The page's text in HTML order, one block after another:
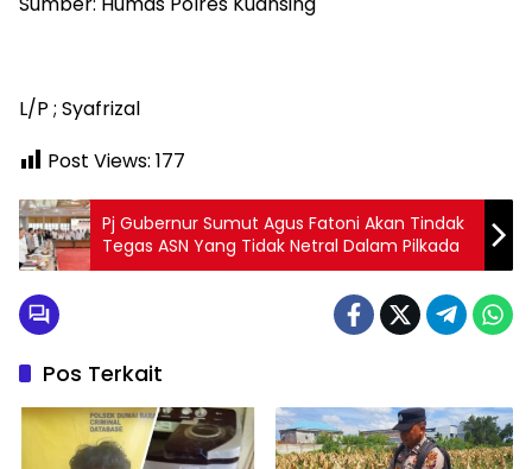
L/P ; Syafrizal
Post Views: 177
Pj Gubernur Sumut Agus Fatoni Akan Tindak
Tegas ASN Yang Tidak Netral Dalam Pilkada
Pos Terkait